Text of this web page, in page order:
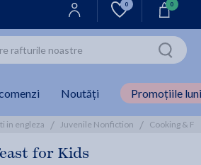
0 0
Noutăți Promoțiile
in engleza / Juvenile Nonfiction / Cooking &
for Kids